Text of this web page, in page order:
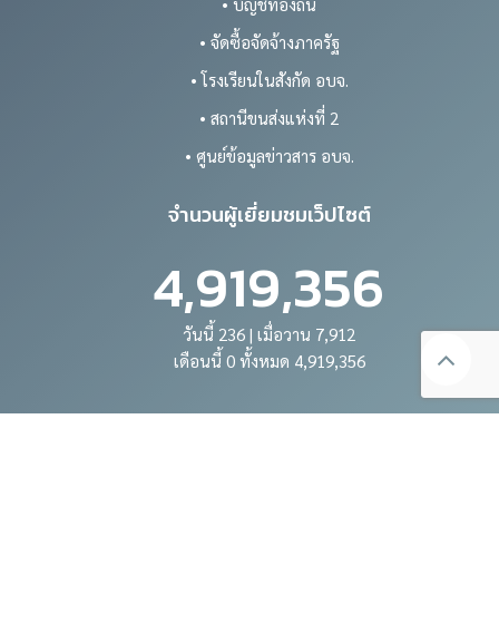
• จัดซื้อจัดจ้างภาครัฐ
• โรงเรียนในสังกัด อบจ.
• สถานีขนส่งแห่งที่ 2
• ศูนย์ข้อมูลข่าวสาร อบจ.
จำนวนผู้เยี่ยมชมเว็ปไซต์
4,919,356
วันนี้ 236 | เมื่อวาน 7,912
เดือนนี้ 0 ทั้งหมด 4,919,356